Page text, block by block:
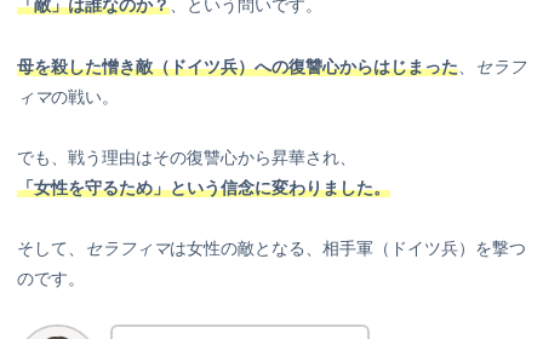
「敵」は誰なのか？、という問いです。
母を殺した憎き敵（ドイツ兵）への復讐心からはじまった
セラフ
ィマの戦い。
でも、戦う理由はその復讐心から昇華され、
「女性を守るため」という信念に変わりました。
そして、 セラフィマは女性の敵となる、相手軍（ドイツ兵）を撃つ
のです。